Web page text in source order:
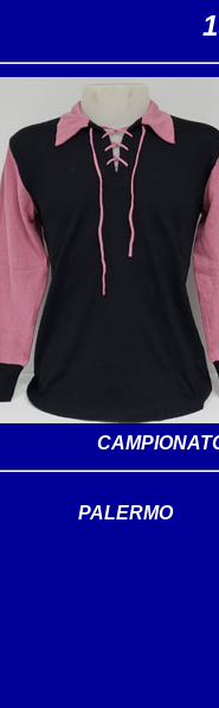
PALERMO